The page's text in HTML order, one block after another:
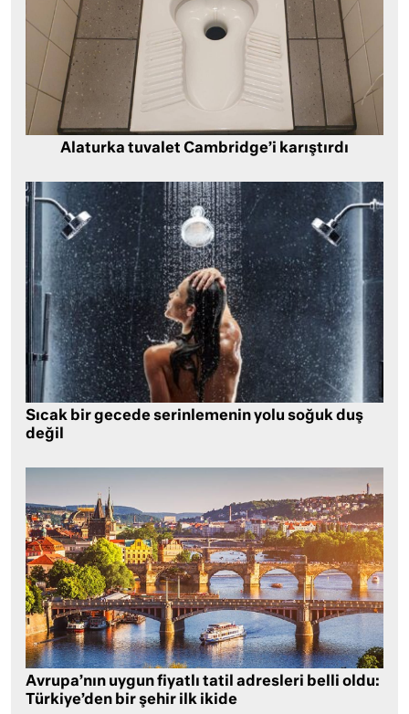
Alaturka tuvalet Cambridge’i karıştırdı
Sıcak bir gecede serinlemenin yolu soğuk duş
değil
Avrupa’nın uygun fiyatlı tatil adresleri belli oldu:
Türkiye’den bir şehir ilk ikide